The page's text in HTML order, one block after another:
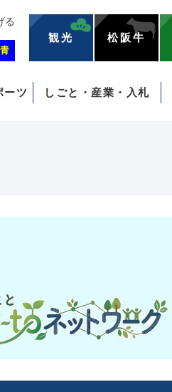
る
青
観光 松阪牛
ーツ しごと・産業・入札